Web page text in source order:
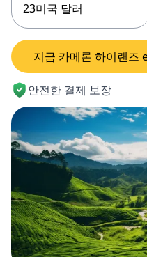
23미국 달러
지금 카메론 하이랜즈
안전한 결제 보장